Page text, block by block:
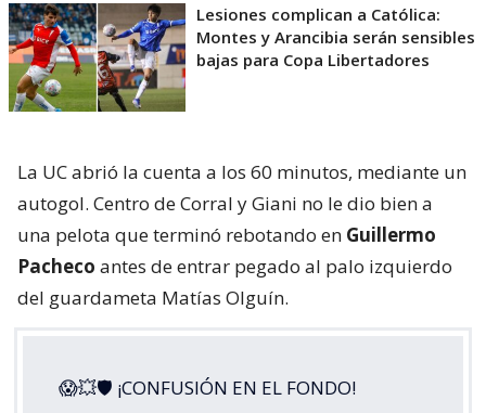
Lesiones complican a Católica:
Montes y Arancibia serán sensibles
bajas para Copa Libertadores
La UC abrió la cuenta a los 60 minutos, mediante un
autogol. Centro de Corral y Giani no le dio bien a
una pelota que terminó rebotando en Guillermo
Pacheco antes de entrar pegado al palo izquierdo
del guardameta Matías Olguín.
😱💥🛡 ¡CONFUSIÓN EN EL FONDO!